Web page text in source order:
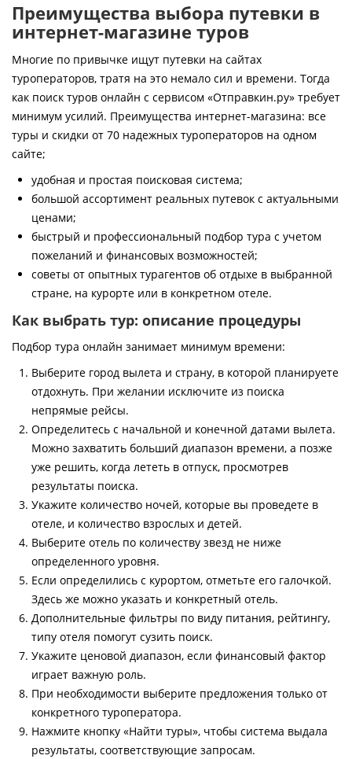
Преимущества выбора путевки в
интернет-магазине туров
Многие по привычке ищут путевки на сайтах
туроператоров, тратя на это немало сил и времени. Тогда
как поиск туров онлайн с сервисом «Отправкин.ру» требует
минимум усилий. Преимущества интернет-магазина: все
туры и скидки от 70 надежных туроператоров на одном
сайте;
удобная и простая поисковая система;
большой ассортимент реальных путевок с актуальными
ценами;
быстрый и профессиональный подбор тура с учетом
пожеланий и финансовых возможностей;
советы от опытных турагентов об отдыхе в выбранной
стране, на курорте или в конкретном отеле.
Как выбрать тур: описание процедуры
Подбор тура онлайн занимает минимум времени:
Выберите город вылета и страну, в которой планируете
отдохнуть. При желании исключите из поиска
непрямые рейсы.
Определитесь с начальной и конечной датами вылета.
Можно захватить больший диапазон времени, а позже
уже решить, когда лететь в отпуск, просмотрев
результаты поиска.
Укажите количество ночей, которые вы проведете в
отеле, и количество взрослых и детей.
Выберите отель по количеству звезд не ниже
определенного уровня.
Если определились с курортом, отметьте его галочкой.
Здесь же можно указать и конкретный отель.
Дополнительные фильтры по виду питания, рейтингу,
типу отеля помогут сузить поиск.
Укажите ценовой диапазон, если финансовый фактор
играет важную роль.
При необходимости выберите предложения только от
конкретного туроператора.
Нажмите кнопку «Найти туры», чтобы система выдала
результаты, соответствующие запросам.